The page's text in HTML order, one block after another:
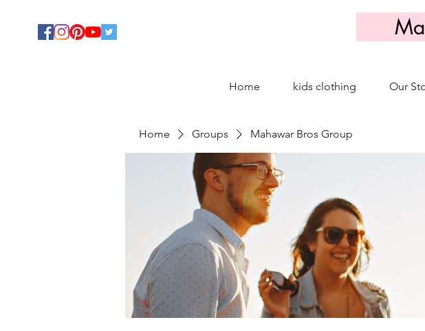
Home kids clothing Our
Home Groups Mahawar Bros Group